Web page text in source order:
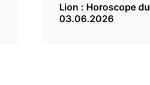
Lion : Horoscope du
03.06.2026